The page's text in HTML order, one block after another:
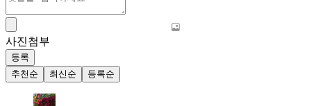
사진첨부
등록
추천순
최신순 등록순